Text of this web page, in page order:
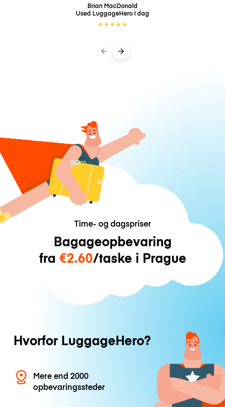
Brian MacDonald
Used LuggageHero I dag
★★★★★
Time- og dagspriser
Bagageopbevaring
fra €2.60/taske i Prague
Hvorfor LuggageHero?
Mere end 2000
opbevaringssteder